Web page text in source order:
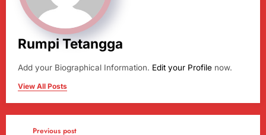
Rumpi Tetangga
Add your Biographical Information. Edit your Profile now.
View All Posts
Previous post